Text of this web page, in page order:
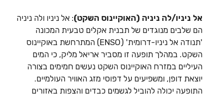
אל ניניו/לה ניניה (האוקיינוס השקט): אל ניניו ולה ניניה
הם שלבים מנוגדים של תבנית אקלים טבעית המכונה
'תנודה אל ניניו-דרומית' (ENSO) המתרחשת באוקיינוס
השקט. במהלך תופעה זו מסביר אריאל מליק, כי המים
העיליים במזרח האוקיינוס השקט נעשים חמימים בצורה
יוצאת דופן, ומשפיעים על דפוסי מזג האוויר העולמיים.
התופעה יכולה להוביל לגשמים כבדים והצפות באזורים